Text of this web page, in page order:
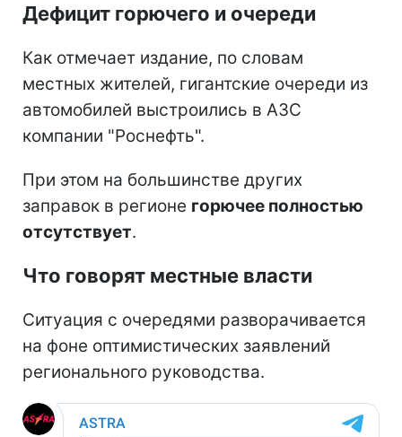
Дефицит горючего и очереди
Как отмечает издание, по словам
местных жителей, гигантские очереди из
автомобилей выстроились в АЗС
компании "Роснефть".
При этом на большинстве других
заправок в регионе горючее полностью
отсутствует.
Что говорят местные власти
Ситуация с очередями разворачивается
на фоне оптимистических заявлений
регионального руководства.